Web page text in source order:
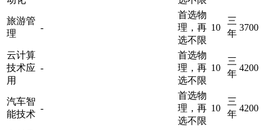
旅游管
理
-
首选物
理，再
选不限
10
三
年
3700
云计算
技术应
用
-
首选物
理，再
选不限
10
三
年
4200
汽车智
能技术
-
首选物
理，再
选不限
10
三
年
4200